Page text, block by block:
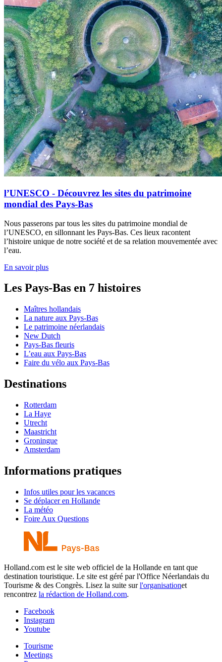
l’UNESCO - Découvrez les sites du patrimoine
mondial des Pays-Bas
Nous passerons par tous les sites du patrimoine mondial de
l’UNESCO, en sillonnant les Pays-Bas. Ces lieux racontent
l’histoire unique de notre société et de sa relation mouvementée avec
l’eau.
En savoir plus
Les Pays-Bas en 7 histoires
Maîtres hollandais
La nature aux Pays-Bas
Le patrimoine néerlandais
New Dutch
Pays-Bas fleuris
L’eau aux Pays-Bas
Faire du vélo aux Pays-Bas
Destinations
Rotterdam
La Haye
Utrecht
Maastricht
Groningue
Amsterdam
Informations pratiques
Infos utiles pour les vacances
Se déplacer en Hollande
La météo
Foire Aux Questions
Holland.com est le site web officiel de la Hollande en tant que
destination touristique. Le site est géré par l'Office Néerlandais du
Tourisme & des Congrès. Lisez la suite surl'organisationet
rencontrez la rédaction de Holland.com.
Facebook
Instagram
Youtube
Tourisme
Meetings